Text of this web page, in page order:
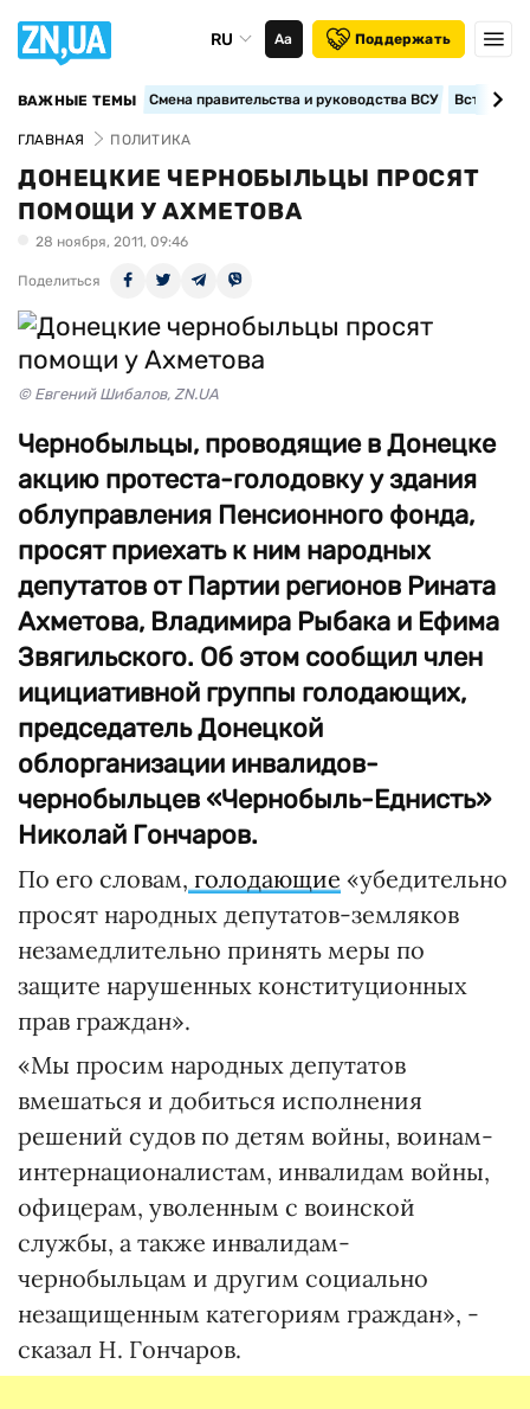
RU Аа Поддержать
ВАЖНЫЕ ТЕМЫ Смена правительства и руководства ВСУ
ГЛАВНАЯ ПОЛИТИКА
ДОНЕЦКИЕ ЧЕРНОБЫЛЬЦЫ ПРОСЯТ
ПОМОЩИ У АХМЕТОВА
28 ноября, 2011, 09:46
Поделиться
© Евгений Шибалов, ZN.UA
Чернобыльцы, проводящие в Донецке
акцию протеста-голодовку у здания
облуправления Пенсионного фонда,
просят приехать к ним народных
депутатов от Партии регионов Рината
Ахметова, Владимира Рыбака и Ефима
Звягильского. Об этом сообщил член
ицициативной группы голодающих,
председатель Донецкой
облорганизации инвалидов-
чернобыльцев «Чернобыль-Еднисть»
Николай Гончаров.
По его словам, голодающие «убедительно
просят народных депутатов-земляков
незамедлительно принять меры по
защите нарушенных конституционных
прав граждан».
«Мы просим народных депутатов
вмешаться и добиться исполнения
решений судов по детям войны, воинам-
интернационалистам, инвалидам войны,
офицерам, уволенным с воинской
службы, а также инвалидам-
чернобыльцам и другим социально
незащищенным категориям граждан», -
сказал Н. Гончаров.